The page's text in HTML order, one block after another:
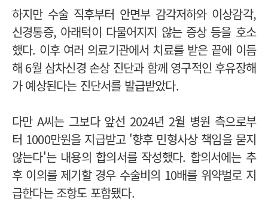
하지만 수술 직후부터 안면부 감각저하와 이상감각,
신경통증, 아래턱이 다물어지지 않는 증상 등을 호소
했다. 이후 여러 의료기관에서 치료를 받은 끝에 이듬
해 6월 삼차신경 손상 진단과 함께 영구적인 후유장해
가 예상된다는 진단서를 발급받았다.
다만 A씨는 그보다 앞선 2024년 2월 병원 측으로부
터 1000만원을 지급받고 '향후 민형사상 책임을 묻지
않는다'는 내용의 합의서를 작성했다. 합의서에는 추
후 이의를 제기할 경우 수술비의 10배를 위약벌로 지
급한다는 조항도 포함됐다.